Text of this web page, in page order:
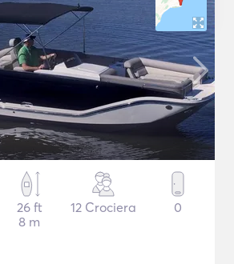
26 ft
8 m
12 Crociera 0